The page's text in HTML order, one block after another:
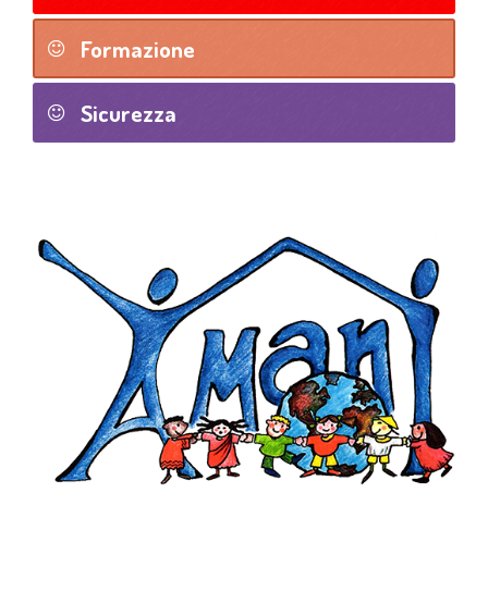
Formazione
Sicurezza